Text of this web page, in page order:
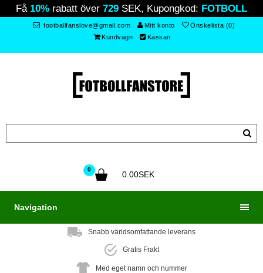
Få 10% rabatt över 729 SEK, Kupongkod: FOTBOLL
footballfanslove@gmail.com Mitt konto
Önskelista (0)
Kundvagn
Kassan
0
0.00SEK
Navigation
Snabb världsomfattande leverans
Gratis Frakt
Med eget namn och nummer